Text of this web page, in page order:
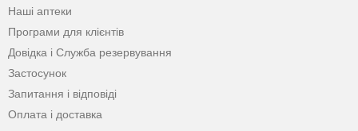
Наші аптеки
Програми для клієнтів
Довідка і Служба резервування
Застосунок
Запитання і відповіді
Оплата і доставка